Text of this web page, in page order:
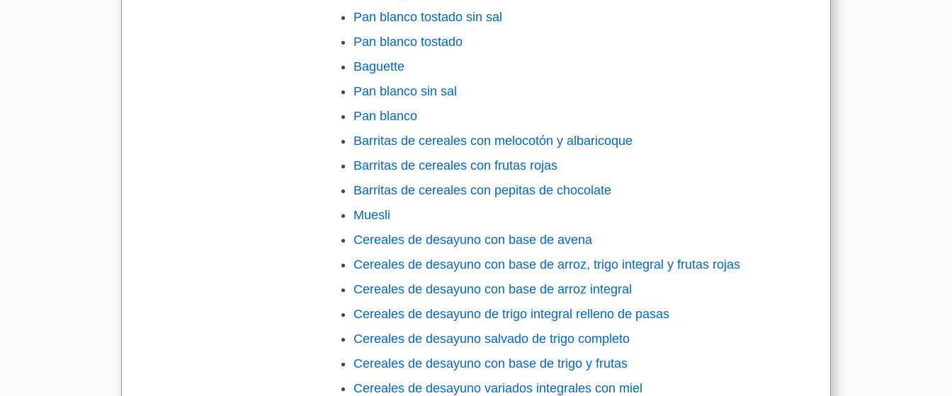
Pan blanco tostado sin sal
Pan blanco tostado
Baguette
Pan blanco sin sal
Pan blanco
Barritas de cereales con melocotón y albaricoque
Barritas de cereales con frutas rojas
Barritas de cereales con pepitas de chocolate
Muesli
Cereales de desayuno con base de avena
Cereales de desayuno con base de arroz, trigo integral y frutas rojas
Cereales de desayuno con base de arroz integral
Cereales de desayuno de trigo integral relleno de pasas
Cereales de desayuno salvado de trigo completo
Cereales de desayuno con base de trigo y frutas
Cereales de desayuno variados integrales con miel